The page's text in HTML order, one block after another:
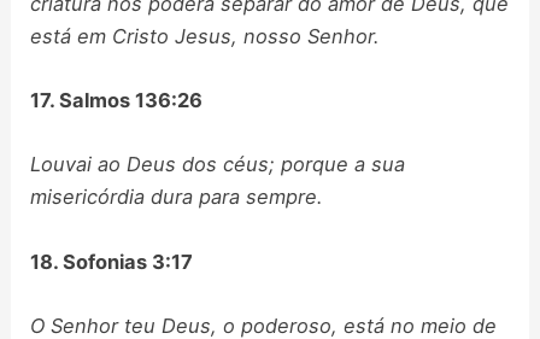
está em Cristo Jesus, nosso Senhor.
17. Salmos 136:26
Louvai ao Deus dos céus; porque a sua
misericórdia dura para sempre.
18. Sofonias 3:17
O Senhor teu Deus, o poderoso, está no meio de